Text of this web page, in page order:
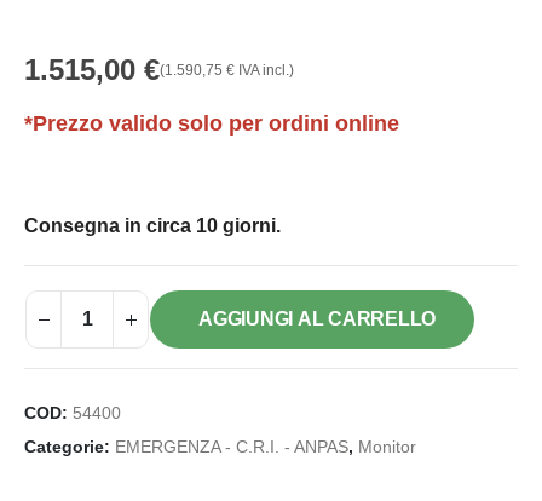
1.515,00 €(1.590,75 € IVA incl.)
*Prezzo valido solo per ordini online
Consegna in circa 10 giorni.
AGGIUNGI AL CARRELLO
COD: 54400
Categorie: EMERGENZA - C.R.I. - ANPAS, Monitor